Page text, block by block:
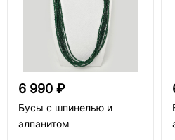
6 990 ₽
Бусы с шпинелью и
алпанитом